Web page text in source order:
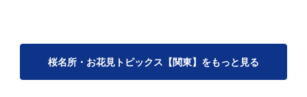
桜名所・お花見トピックス【関東】をもっと見る